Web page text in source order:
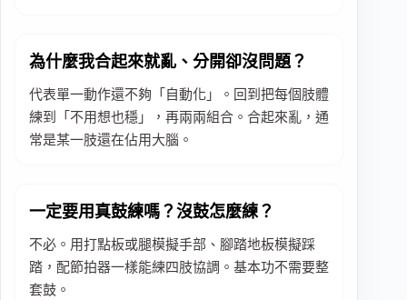
為什麼我合起來就亂、分開卻沒問題？
代表單一動作還不夠「自動化」。回到把每個肢體
練到「不用想也穩」，再兩兩組合。合起來亂，通
常是某一肢還在佔用大腦。
一定要用真鼓練嗎？沒鼓怎麼練？
不必。用打點板或腿模擬手部、腳踏地板模擬踩
踏，配節拍器一樣能練四肢協調。基本功不需要整
套鼓。